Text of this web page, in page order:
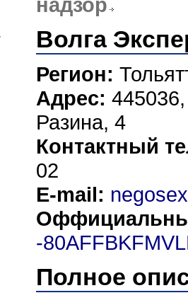
надзор
Волга
Регион:
Адрес:
Разина, 4
Контактный
02
E-mail:
-
Полное